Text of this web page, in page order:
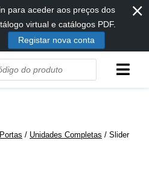
para aceder aos preços dos
virtual e catálogos PDF.
Registar nova conta
⨯
/ Unidades Completas / Slider